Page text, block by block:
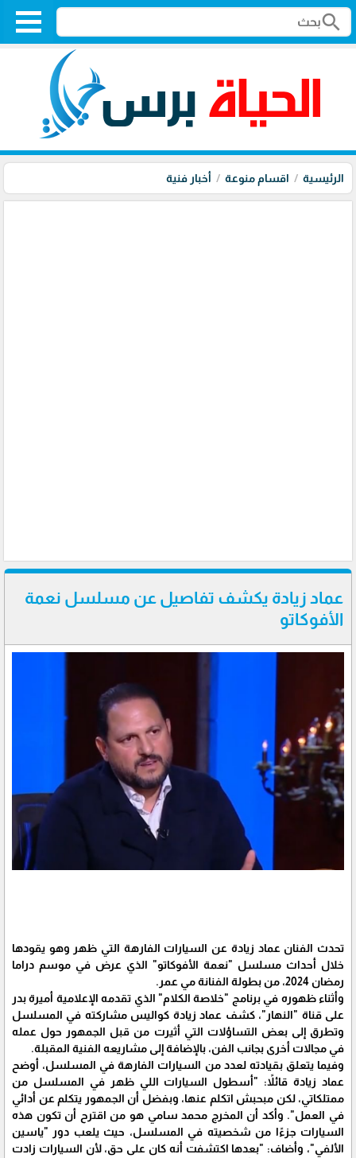
search
الرئيسية اقسام منوعة أخبار فنية
عماد زيادة يكشف تفاصيل عن مسلسل نعمة
الأفوكاتو
تحدث الفنان عماد زيادة عن السيارات الفارهة التي ظهر وهو يقودها
خلال أحداث مسلسل "نعمة الأفوكاتو" الذي عرض في موسم دراما
رمضان 2024، من بطولة الفنانة مي عمر.
وأثناء ظهوره في برنامج "خلاصة الكلام" الذي تقدمه الإعلامية أميرة بدر
على قناة "النهار"، كشف عماد زيادة كواليس مشاركته في المسلسل
وتطرق إلى بعض التساؤلات التي أثيرت من قبل الجمهور حول عمله
في مجالات أخرى بجانب الفن، بالإضافة إلى مشاريعه الفنية المقبلة.
وفيما يتعلق بقيادته لعدد من السيارات الفارهة في المسلسل، أوضح
عماد زيادة قائلاً: "أسطول السيارات اللي ظهر في المسلسل من
ممتلكاتي، لكن مبحبش اتكلم عنها، وبفضل أن الجمهور يتكلم عن أدائي
في العمل". وأكد أن المخرج محمد سامي هو من اقترح أن تكون هذه
السيارات جزءًا من شخصيته في المسلسل، حيث يلعب دور "ياسين
الألفي"، وأضاف: "بعدها اكتشفت أنه كان على حق، لأن السيارات زادت